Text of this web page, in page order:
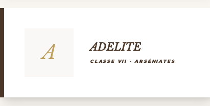
A ADELITE
CLASSE VII - ARSÉNIATES